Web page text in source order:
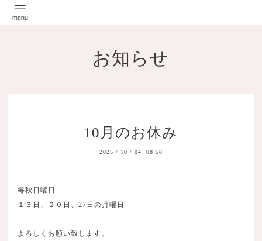
お知らせ
10月のお休み
2025 / 10 / 04 08:58
毎秋日曜日
１３日、２０日、27日の月曜日
よろしくお願い致します。